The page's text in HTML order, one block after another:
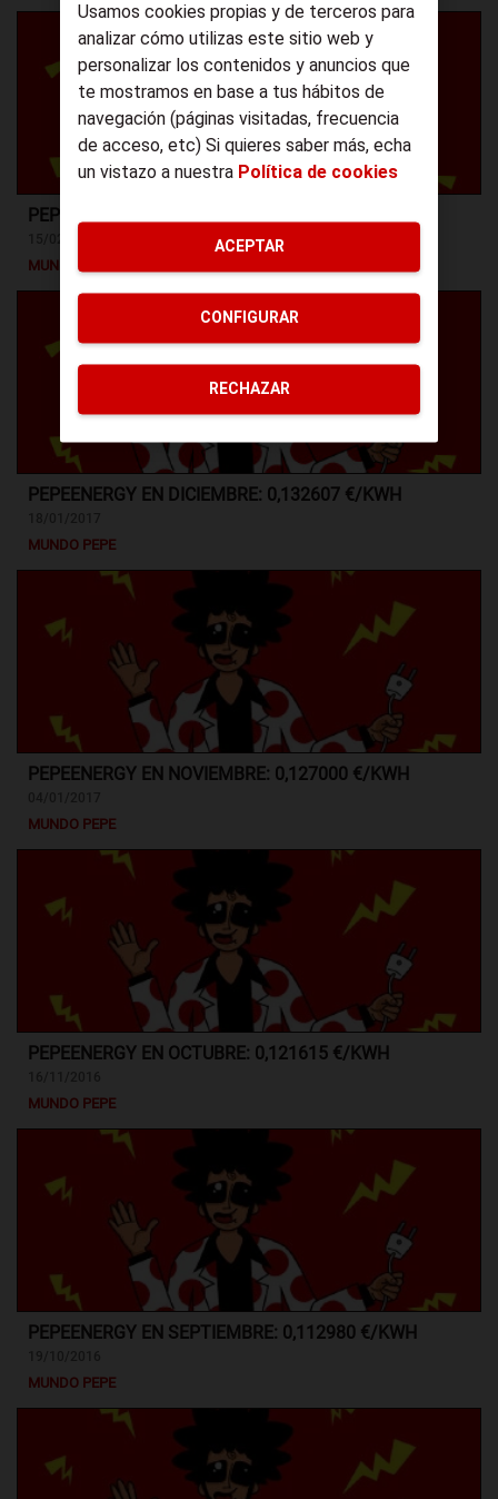
PEPEENERGY EN ENERO: 0,139623 €/KWH
MUNDO PEPE
PEPEENERGY EN DICIEMBRE: 0,132607 €/KWH
MUNDO PEPE
PEPEENERGY EN NOVIEMBRE: 0,127000 €/KWH
MUNDO PEPE
PEPEENERGY EN OCTUBRE: 0,121615 €/KWH
MUNDO PEPE
PEPEENERGY EN SEPTIEMBRE: 0,112980 €/KWH
MUNDO PEPE
Usamos cookies propias y de terceros para
analizar cómo utilizas este sitio web y
personalizar los contenidos y anuncios que
te mostramos en base a tus hábitos de
navegación (páginas visitadas, frecuencia
de acceso, etc) Si quieres saber más, echa
un vistazo a nuestra Política de cookies
RECHAZAR
ACEPTAR
CONFIGURAR